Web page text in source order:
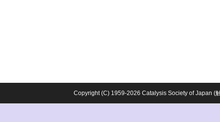
Copyright (C) 1959-2026 Catalysis Society of Japan (